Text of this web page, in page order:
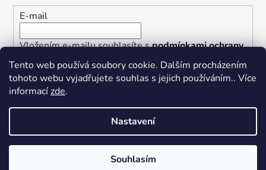
Tento web používá soubory cookie. Dalším procházením
tohoto webu vyjadřujete souhlas s jejich používáním.. Více
informacízde.
Nastavení
Souhlasím
E-mail
Vložením e-mailu souhlasíte spodmínkami ochrany
osobních údajů
PŘIHLÁSIT SE
Vytvořil Shoptet
Železářství U Rotta